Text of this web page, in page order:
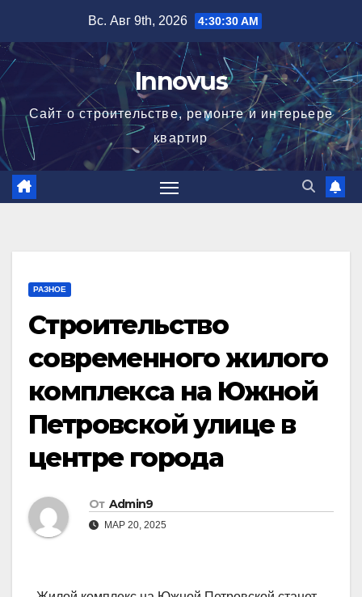
содержимому
Вс. Авг 9th, 2026 4:30:31 AM
Innovus
Сайт о строительстве, ремонте и интерьере
квартир
РАЗНОЕ
Строительство
современного жилого
комплекса на Южной
Петровской улице в
центре города
От Admin9
МАР 20, 2025